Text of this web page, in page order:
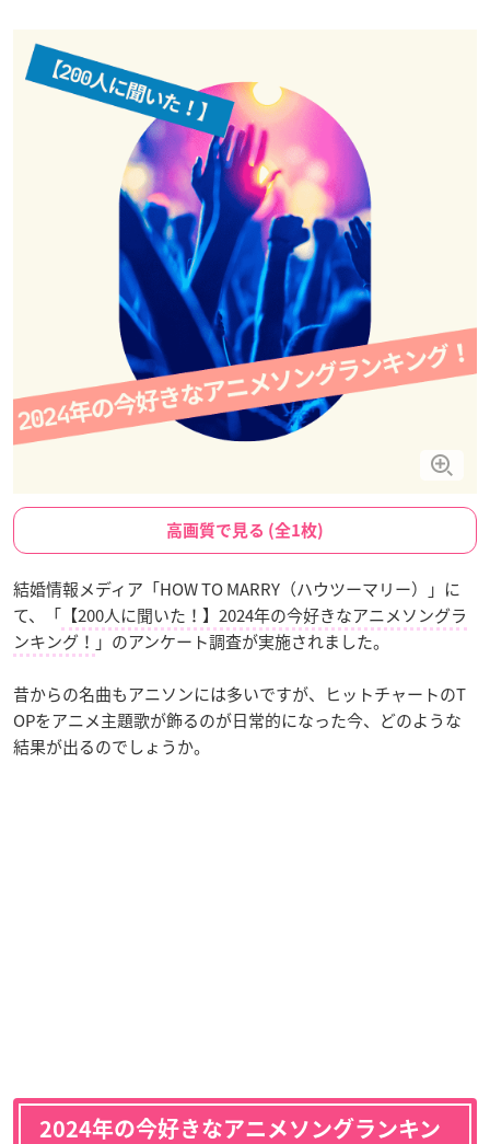
高画質で見る (全1枚)
結婚情報メディア「HOW TO MARRY（ハウツーマリー）」に
て、「 【200人に聞いた！】2024年の今好きなアニメソングラ
ンキング！ 」のアンケート調査が実施されました。
昔からの名曲もアニソンには多いですが、ヒットチャートのT
OPをアニメ主題歌が飾るのが日常的になった今、どのような
結果が出るのでしょうか。
2024年の今好きなアニメソングランキン